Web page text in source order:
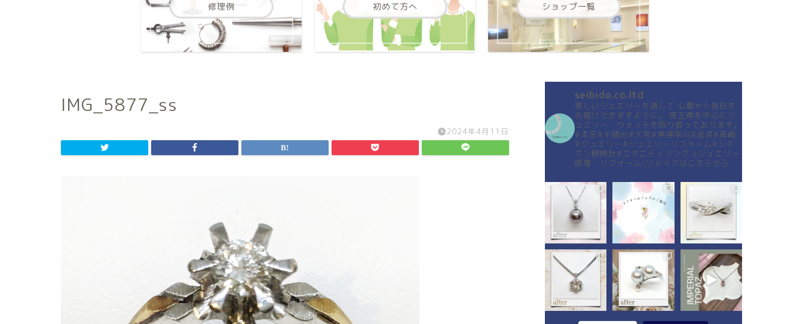
修理例 初めて方へ ショップ一覧
IMG_5877_ss
2024年4月11日
seibido.co.ltd
美しいジュエリーを通して 心華やぐ毎日を
お届けできますように。
埼玉県を中心にジ
ュエリー・ウォッチを取り扱っております。
#本庄#千間台#大宮#東神奈川#追浜#高崎
#ジュエリー#ジュエリーリフォーム#シチ
ズン腕時計#エタニティリング ↓ジュエリー
修理・リフォーム/リメイクはこちらから